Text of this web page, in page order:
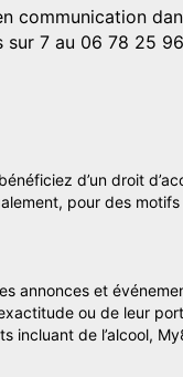
communication
7 au 06 78 25
d’un droit
pour des
annonces et
ou de leur
de l’alcool,